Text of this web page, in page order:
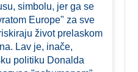
simbolu, jer ga se
Europe" za sve
život prelaskom
Lav je, inače,
politiku Donalda